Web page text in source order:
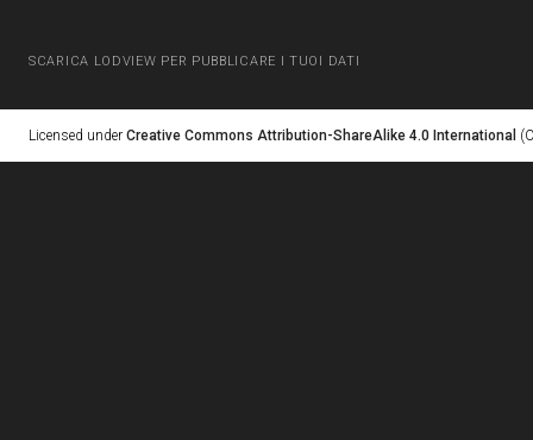
SCARICA LODVIEW PER PUBBLICARE I TUOI DATI
Licensed under Creative Commons Attribution-ShareAlike 4.0 International